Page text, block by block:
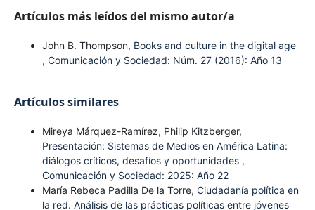
Artículos más leídos del mismo autor/a
John B. Thompson, Books and culture in the digital age
, Comunicación y Sociedad: Núm. 27 (2016): Año 13
Artículos similares
Mireya Márquez-Ramírez, Philip Kitzberger,
Presentación: Sistemas de Medios en América Latina:
diálogos críticos, desafíos y oportunidades ,
Comunicación y Sociedad: 2025: Año 22
María Rebeca Padilla De la Torre, Ciudadanía política en
la red. Análisis de las prácticas políticas entre jóvenes